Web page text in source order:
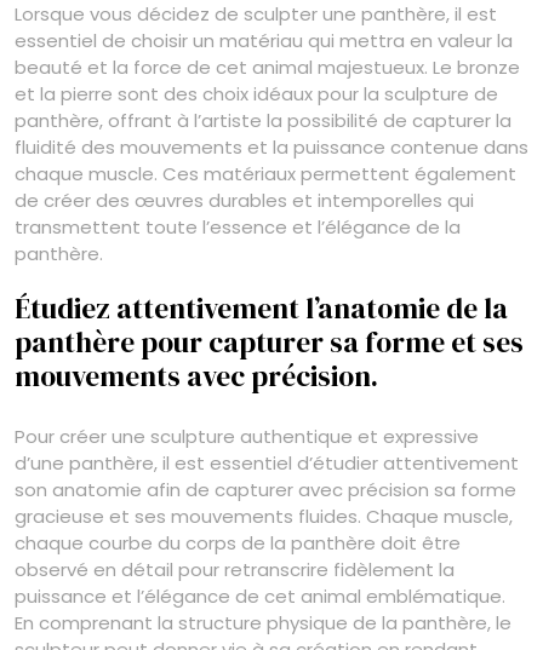
Lorsque vous décidez de sculpter une panthère, il est
essentiel de choisir un matériau qui mettra en valeur la
beauté et la force de cet animal majestueux. Le bronze
et la pierre sont des choix idéaux pour la sculpture de
panthère, offrant à l’artiste la possibilité de capturer la
fluidité des mouvements et la puissance contenue dans
chaque muscle. Ces matériaux permettent également
de créer des œuvres durables et intemporelles qui
transmettent toute l’essence et l’élégance de la
panthère.
Étudiez attentivement l’anatomie de la
panthère pour capturer sa forme et ses
mouvements avec précision.
Pour créer une sculpture authentique et expressive
d’une panthère, il est essentiel d’étudier attentivement
son anatomie afin de capturer avec précision sa forme
gracieuse et ses mouvements fluides. Chaque muscle,
chaque courbe du corps de la panthère doit être
observé en détail pour retranscrire fidèlement la
puissance et l’élégance de cet animal emblématique.
En comprenant la structure physique de la panthère, le